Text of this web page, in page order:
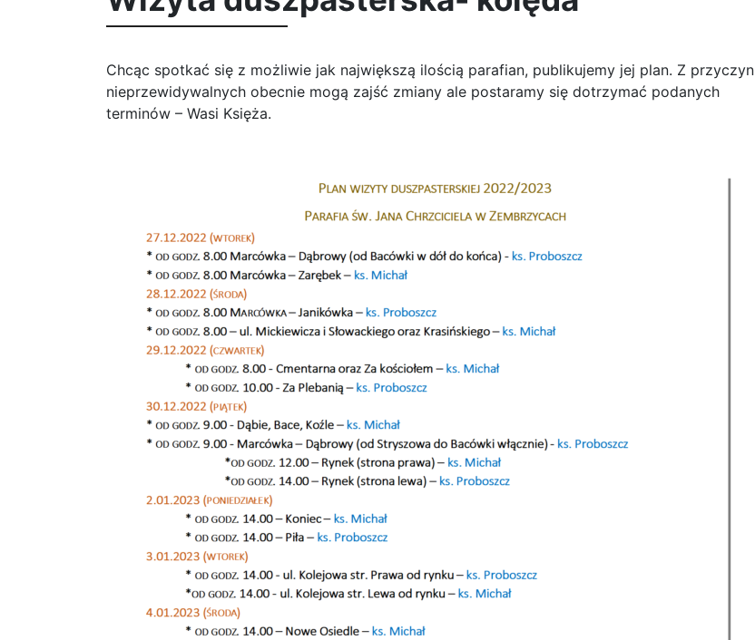
Chcąc spotkać się z możliwie jak największą ilością parafian, publikujemy jej plan. Z przyczyn
nieprzewidywalnych obecnie mogą zajść zmiany ale postaramy się dotrzymać podanych
terminów – Wasi Księża.